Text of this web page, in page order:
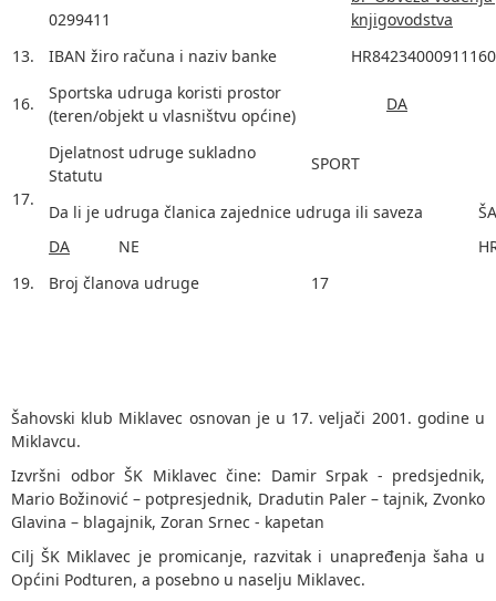
0299411
knjigovodstva
13.
IBAN žiro računa i naziv banke
16.
Sportska udruga koristi prostor
(teren/objekt u vlasništvu općine)
DA
17.
Djelatnost udruge sukladno
Statutu
SPORT
Da li je udruga članica zajednice udruga ili saveza
DA NE
19.
Broj članova udruge 17
Šahovski klub Miklavec osnovan je u 17. veljači 2001. godine u
Miklavcu.
Izvršni odbor ŠK Miklavec čine: Damir Srpak - predsjednik,
Mario Božinović – potpresjednik, Dradutin Paler – tajnik, Zvonko
Glavina – blagajnik, Zoran Srnec - kapetan
Cilj ŠK Miklavec je promicanje, razvitak i unapređenja šaha u
Općini Podturen, a posebno u naselju Miklavec.